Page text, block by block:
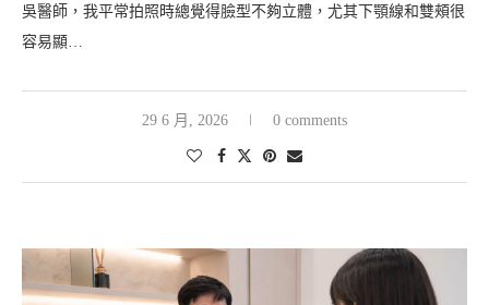
吳醫師，我平常拍照時總覺得臉型不夠立體，尤其下顎線和雙頰很
容易顯…
29 6 月, 2026 0 comments